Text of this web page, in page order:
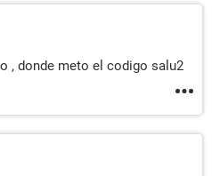
, donde meto el codigo salu2